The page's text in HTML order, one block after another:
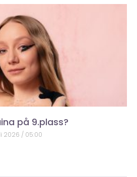
på 9.plass?
2026 05:00